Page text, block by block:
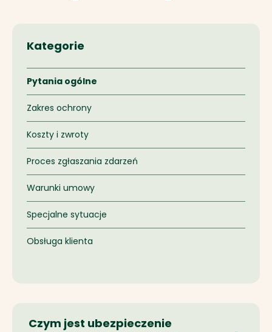
Kategorie
Pytania ogólne
Zakres ochrony
Koszty i zwroty
Proces zgłaszania zdarzeń
Warunki umowy
Specjalne sytuacje
Obsługa klienta
Czym jest ubezpieczenie